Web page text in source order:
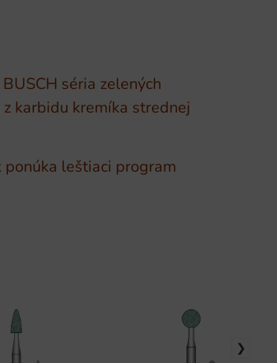
séria zelených
karbidu kremíka strednej
leštiaci program